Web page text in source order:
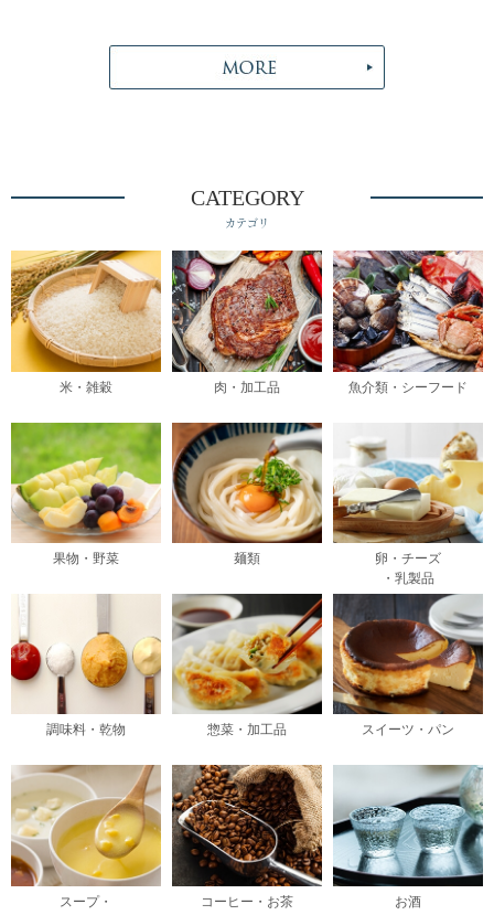
CATEGORY
カテゴリ
米・雑穀 肉・加工品 魚介類・シーフード
果物・野菜 麺類
卵・チーズ
・乳製品
調味料・乾物 惣菜・加工品 スイーツ・パン
スープ・
コーヒー・お茶
お酒